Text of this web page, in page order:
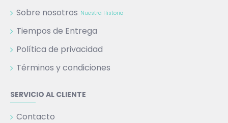
Sobre nosotros Nuestra Historia
Tiempos de Entrega
Política de privacidad
Términos y condiciones
SERVICIO AL CLIENTE
Contacto